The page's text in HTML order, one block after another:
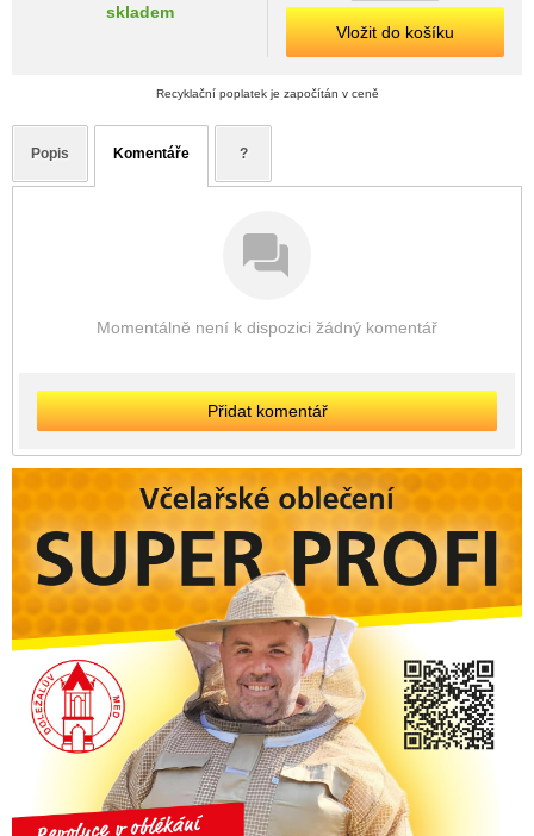
skladem
Vložit do košíku
Recyklační poplatek je započítán v ceně
Popis Komentáře ?
Momentálně není k dispozici žádný komentář
Přidat komentář